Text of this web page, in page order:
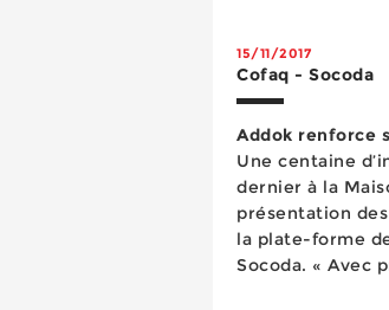
15/11/2017
Cofaq - Socoda
Addok renforce
Une centaine
dernier à la
présentation
la plate-forme
Socoda. « Avec